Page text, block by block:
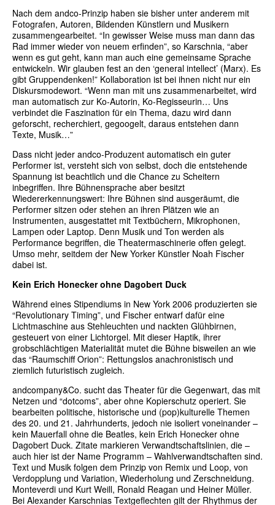
Nach dem andco-Prinzip haben sie bisher unter anderem mit
Fotografen, Autoren, Bildenden Künstlern und Musikern
zusammengearbeitet. “In gewisser Weise muss man dann das
Rad immer wieder von neuem erfinden”, so Karschnia, “aber
wenn es gut geht, kann man auch eine gemeinsame Sprache
entwickeln. Wir glauben fest an den ‘general intellect’ (Marx). Es
gibt Gruppendenken!” Kollaboration ist bei ihnen nicht nur ein
Diskursmodewort. “Wenn man mit uns zusammenarbeitet, wird
man automatisch zur Ko-Autorin, Ko-Regisseurin… Uns
verbindet die Faszination für ein Thema, dazu wird dann
geforscht, recherchiert, gegoogelt, daraus entstehen dann
Texte, Musik…”
Dass nicht jeder andco-Produzent automatisch ein guter
Performer ist, versteht sich von selbst, doch die entstehende
Spannung ist beachtlich und die Chance zu Scheitern
inbegriffen. Ihre Bühnensprache aber besitzt
Wiedererkennungswert: Ihre Bühnen sind ausgeräumt, die
Performer sitzen oder stehen an ihren Plätzen wie an
Instrumenten, ausgestattet mit Textbüchern, Mikrophonen,
Lampen oder Laptop. Denn Musik und Ton werden als
Performance begriffen, die Theatermaschinerie offen gelegt.
Umso mehr, seitdem der New Yorker Künstler Noah Fischer
dabei ist.
Kein Erich Honecker ohne Dagobert Duck
Während eines Stipendiums in New York 2006 produzierten sie
“Revolutionary Timing”, und Fischer entwarf dafür eine
Lichtmaschine aus Stehleuchten und nackten Glühbirnen,
gesteuert von einer Lichtorgel. Mit dieser Haptik, ihrer
grobschlächtigen Materialität mutet die Bühne bisweilen an wie
das “Raumschiff Orion”: Rettungslos anachronistisch und
ziemlich futuristisch zugleich.
andcompany&Co. sucht das Theater für die Gegenwart, das mit
Netzen und “dotcoms”, aber ohne Kopierschutz operiert. Sie
bearbeiten politische, historische und (pop)kulturelle Themen
des 20. und 21. Jahrhunderts, jedoch nie isoliert voneinander –
kein Mauerfall ohne die Beatles, kein Erich Honecker ohne
Dagobert Duck. Zitate markieren Verwandtschaftslinien, die –
auch hier ist der Name Programm – Wahlverwandtschaften sind.
Text und Musik folgen dem Prinzip von Remix und Loop, von
Verdopplung und Variation, Wiederholung und Zerschneidung.
Monteverdi und Kurt Weill, Ronald Reagan und Heiner Müller.
Bei Alexander Karschnias Textgeflechten gilt der Rhythmus der